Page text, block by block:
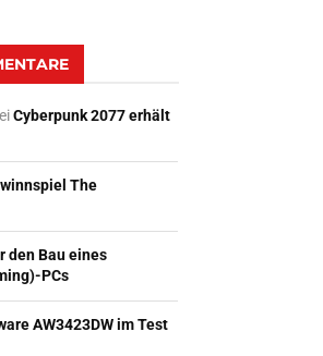
Cyberpunk 2077 erhält
The
den Bau eines
PCs
AW3423DW im Test